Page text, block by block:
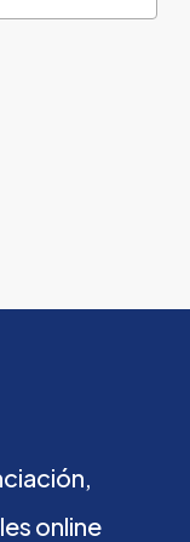
online